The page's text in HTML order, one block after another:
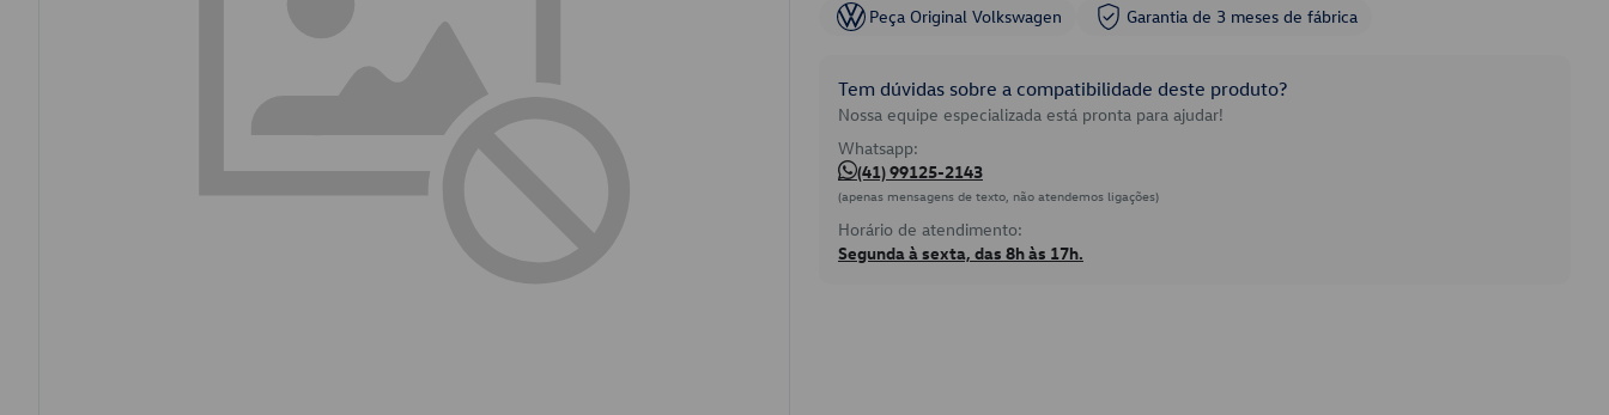
Peça Original Volkswagen Garantia de 3 meses de fábrica
Tem dúvidas sobre a compatibilidade deste produto?
Nossa equipe especializada está pronta para ajudar!
Whatsapp:
(41) 99125-2143
(apenas mensagens de texto, não atendemos ligações)
Horário de atendimento:
Segunda à sexta, das 8h às 17h.